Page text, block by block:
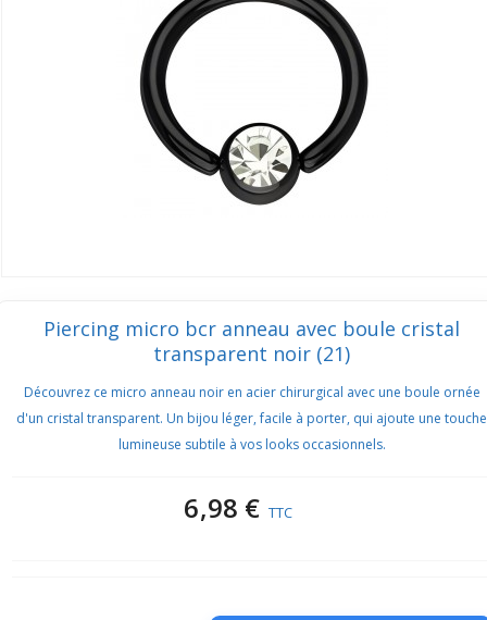
Piercing micro bcr anneau avec boule cristal
transparent noir (21)
Découvrez ce micro anneau noir en acier chirurgical avec une boule ornée
d'un cristal transparent. Un bijou léger, facile à porter, qui ajoute une touche
lumineuse subtile à vos looks occasionnels.
6,98 € TTC